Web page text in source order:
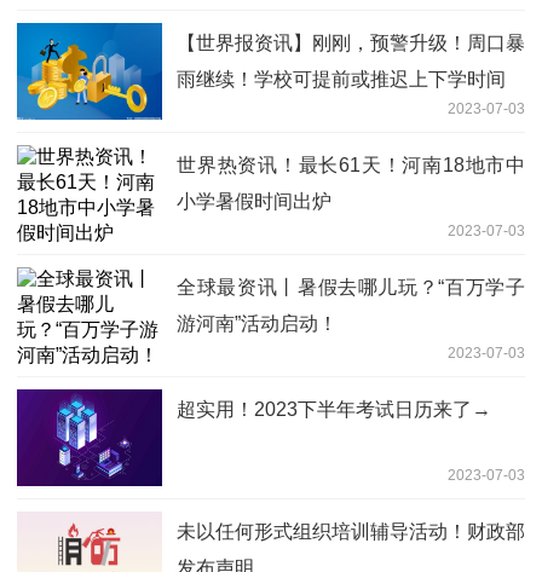
【世界报资讯】刚刚，预警升级！周口暴
雨继续！学校可提前或推迟上下学时间
2023-07-03
世界热资讯！最长61天！河南18地市中
小学暑假时间出炉
2023-07-03
全球最资讯丨暑假去哪儿玩？“百万学子
游河南”活动启动！
2023-07-03
超实用！2023下半年考试日历来了→
2023-07-03
未以任何形式组织培训辅导活动！财政部
发布声明